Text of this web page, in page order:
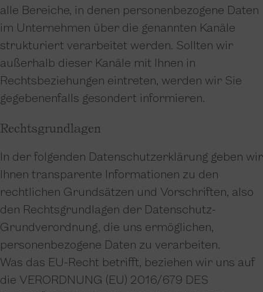
alle Bereiche, in denen personenbezogene Daten
im Unternehmen über die genannten Kanäle
strukturiert verarbeitet werden. Sollten wir
außerhalb dieser Kanäle mit Ihnen in
Rechtsbeziehungen eintreten, werden wir Sie
gegebenenfalls gesondert informieren.
Rechtsgrundlagen
In der folgenden Datenschutzerklärung geben wir
Ihnen transparente Informationen zu den
rechtlichen Grundsätzen und Vorschriften, also
den Rechtsgrundlagen der Datenschutz-
Grundverordnung, die uns ermöglichen,
personenbezogene Daten zu verarbeiten.
Was das EU-Recht betrifft, beziehen wir uns auf
die VERORDNUNG (EU) 2016/679 DES